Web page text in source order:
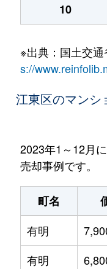
10
※出典：国土交
s://
江東区のマンシ
2023年1～12月
売却事例です。
町名
有明
有明